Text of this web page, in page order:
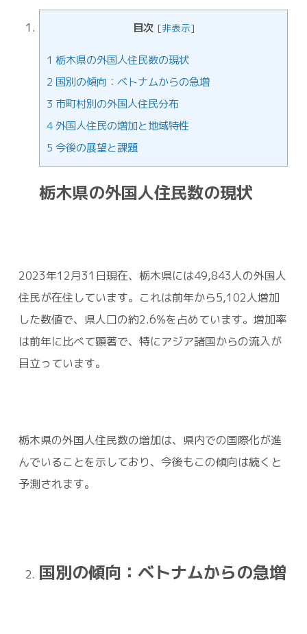
目次 [非表示]
1 栃木県の外国人住民数の現状
2 国別の傾向：ベトナムからの急増
3 市町村別の外国人住民分布
4外国人住民の増加と地域特性
5 今後の展望と課題
栃木県の外国人住民数の現状
2023年12月31日現在、栃木県には49,843人の外国人
住民が在住しています。これは前年から5,102人増加
した数値で、県人口の約2.6%を占めています。増加率
は前年に比べて顕著で、特にアジア諸国からの流入が
目立っています。
栃木県の外国人住民数の増加は、県内での国際化が進
んでいることを示しており、今後もこの傾向は続くと
予測されます。
国別の傾向：ベトナムからの急増